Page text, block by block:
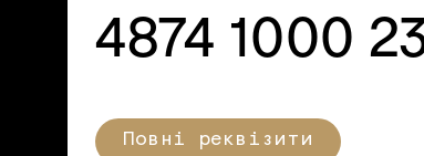
4874 1000
Повні реквізити